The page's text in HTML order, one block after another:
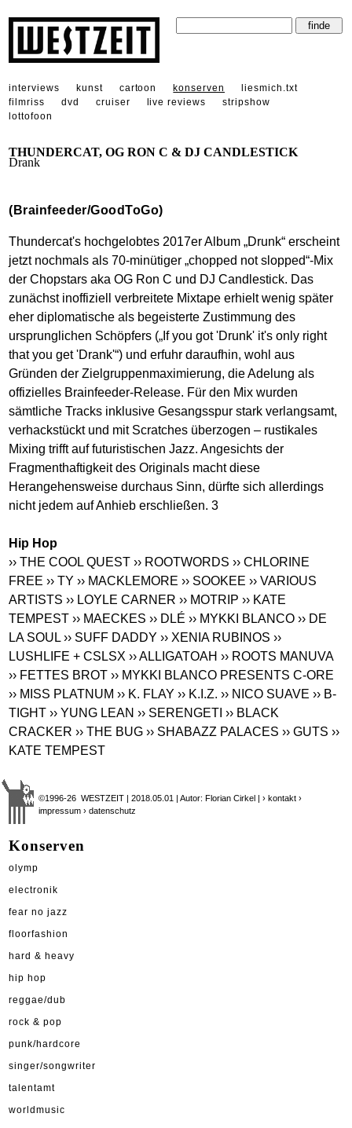
interviews kunst cartoon konserven
liesmich.txt
filmriss
dvd cruiser live reviews
stripshow
lottofoon
THUNDERCAT, OG RON C & DJ CANDLESTICK
Drank
(Brainfeeder/GoodToGo)
Thundercat's hochgelobtes 2017er Album „Drunk“ erscheint
jetzt nochmals als 70-minütiger „chopped not slopped“-Mix
der Chopstars aka OG Ron C und DJ Candlestick. Das
zunächst inoffiziell verbreitete Mixtape erhielt wenig später
eher diplomatische als begeisterte Zustimmung des
ursprunglichen Schöpfers („If you got 'Drunk' it's only right
that you get 'Drank'“) und erfuhr daraufhin, wohl aus
Gründen der Zielgruppenmaximierung, die Adelung als
offizielles Brainfeeder-Release. Für den Mix wurden
sämtliche Tracks inklusive Gesangsspur stark verlangsamt,
verhackstückt und mit Scratches überzogen – rustikales
Mixing trifft auf futuristischen Jazz. Angesichts der
Fragmenthaftigkeit des Originals macht diese
Herangehensweise durchaus Sinn, dürfte sich allerdings
nicht jedem auf Anhieb erschließen. 3
Hip Hop
›› THE COOL QUEST ›› ROOTWORDS ›› CHLORINE
FREE ›› TY ›› MACKLEMORE ›› SOOKEE ›› VARIOUS
ARTISTS ›› LOYLE CARNER ›› MOTRIP ›› KATE
TEMPEST ›› MAECKES ›› DLÉ ›› MYKKI BLANCO ›› DE
LA SOUL ›› SUFF DADDY ›› XENIA RUBINOS ››
LUSHLIFE + CSLSX ›› ALLIGATOAH ›› ROOTS MANUVA
›› FETTES BROT ›› MYKKI BLANCO PRESENTS C-ORE
›› MISS PLATNUM ›› K. FLAY ›› K.I.Z. ›› NICO SUAVE ›› B-
TIGHT ›› YUNG LEAN ›› SERENGETI ›› BLACK
CRACKER ›› THE BUG ›› SHABAZZ PALACES ›› GUTS ››
KATE TEMPEST
©1996-26 WESTZEIT | 2018.05.01 | Autor: Florian Cirkel |› kontakt ›
impressum › datenschutz
Konserven
olymp
electronik
fear no jazz
floorfashion
hard & heavy
hip hop
reggae/dub
rock & pop
punk/hardcore
singer/songwriter
talentamt
worldmusic